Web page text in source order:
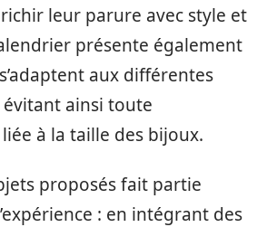
leur parure avec style et
présente également
aux différentes
ainsi toute
à la taille des bijoux.
proposés fait partie
: en intégrant des